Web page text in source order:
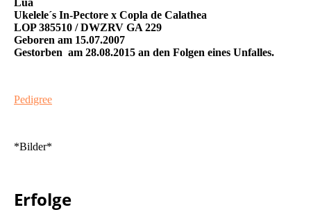
Lua
Ukelele´s In-Pectore x Copla de Calathea
LOP 385510 / DWZRV GA 229
Geboren am 15.07.2007
Gestorben am 28.08.2015 an den Folgen eines Unfalles.
Pedigree
*Bilder*
Erfolge